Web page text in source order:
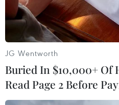
JG Wentworth
Buried In $10,000+ Of
Read Page 2 Before